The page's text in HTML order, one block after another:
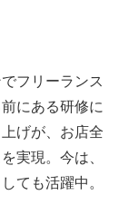
フリーランス
にある研修に
げが、お店全
実現。今は、
ても活躍中。